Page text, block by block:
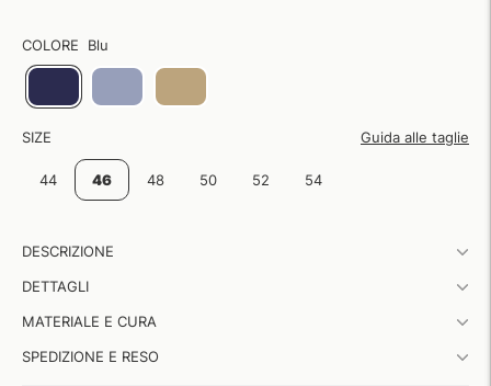
COLORE Blu
SIZE Guida alle taglie
44 46 48 50 52 54
un
al
DESCRIZIONE
DETTAGLI
MATERIALE E CURA
SPEDIZIONE E RESO